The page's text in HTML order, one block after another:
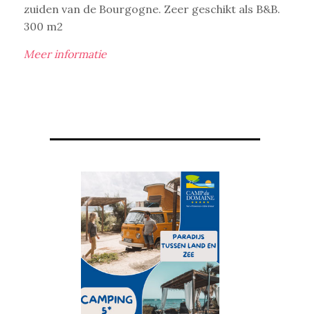
zuiden van de Bourgogne. Zeer geschikt als B&B.
300 m2
Meer informatie